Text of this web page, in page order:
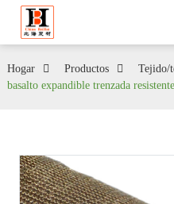
Hogar Productos Tejido/
basalto expandible trenzada